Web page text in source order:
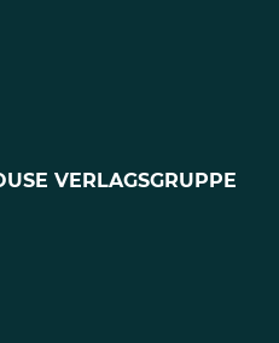
VERLAGSGRUPPE